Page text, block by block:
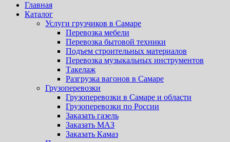
Главная
Каталог
Услуги грузчиков в Самаре
Перевозка мебели
Перевозка бытовой техники
Подъем строительных материалов
Перевозка музыкальных инструментов
Такелаж
Разгрузка вагонов в Самаре
Грузоперевозки
Грузоперевозки в Самаре и области
Грузоперевозки по России
Заказать газель
Заказать МАЗ
Заказать Камаз